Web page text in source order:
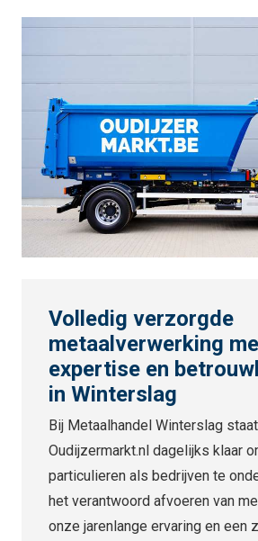
Volledig verzorgde
metaalverwerking
expertise en
in Winterslag
Bij Metaalhandel Winterslag staat
Oudijzermarkt.nl dagelijks klaar
particulieren als bedrijven te
het verantwoord afvoeren van
onze jarenlange ervaring en een